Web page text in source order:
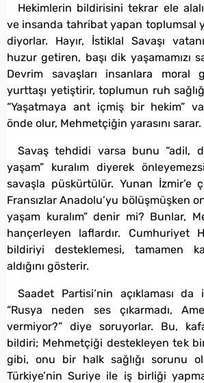
Hekimlerin bildirisini tekrar ele
ve insanda tahribat yapan toplumsal
diyorlar. Hayır, İstiklal Savaşı
huzur getiren, başı dik yaşamamızı
Devrim savaşları insanlara moral
yurttaşı yetiştirir, toplumun ruh
“Yaşatmaya ant içmiş bir hekim”
önde olur, Mehmetçiğin yarasını sarar.
Savaş tehdidi varsa bunu “adil,
yaşam” kuralım diyerek
savaşla püskürtülür. Yunan İzmir’e
Fransızlar Anadolu’yu bölüşmüşken
yaşam kuralım” denir mi? Bunlar,
hançerleyen laflardır. Cumhuriyet
bildiriyi desteklemesi, tamamen
aldığını gösterir.
Saadet Partisi’nin açıklaması da
“Rusya neden ses çıkarmadı,
vermiyor?” diye soruyorlar. Bu, kafa
bildiri; Mehmetçiği destekleyen tek
gibi, onu bir halk sağlığı sorunu
Türkiye’nin Suriye ile iş birliği